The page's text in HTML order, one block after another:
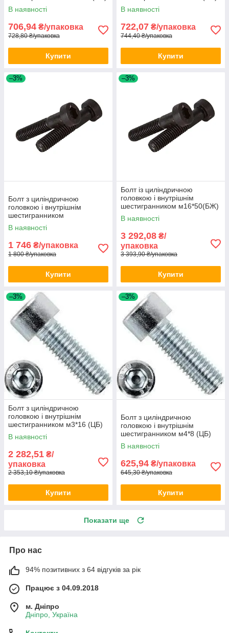
DIN 912 50шт/уп
В наявності
706,94 ₴/упаковка
728,80 ₴/упаковка
Купити
DIN 912 100шт/уп
В наявності
722,07 ₴/упаковка
744,40 ₴/упаковка
Купити
–3%
Болт з циліндричною
головкою і внутрішнім
шестигранником
м10*100(БП) DIN 912 100шт/
уп
В наявності
1 746 ₴/упаковка
1 800 ₴/упаковка
Купити
–3%
Болт із циліндричною
головкою і внутрішнім
шестигранником м16*50(БЖ)
DIN 912 100 шт./уп
В наявності
3 292,08 ₴/
упаковка
3 393,90 ₴/упаковка
Купити
–3%
Болт з циліндричною
головкою і внутрішнім
шестигранником м3*16 (ЦБ)
DIN 912 1000шт/уп
В наявності
2 282,51 ₴/
упаковка
2 353,10 ₴/упаковка
Купити
–3%
Болт з циліндричною
головкою і внутрішнім
шестигранником м4*8 (ЦБ)
DIN 912 500шт/уп
В наявності
625,94 ₴/упаковка
645,30 ₴/упаковка
Купити
Показати ще
Про нас
94% позитивних з 64 відгуків за рік
Працює з 04.09.2018
м. Дніпро
Дніпро, Україна